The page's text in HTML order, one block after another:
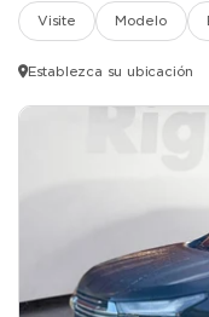
Visite Modelo
Establezca su ubicación